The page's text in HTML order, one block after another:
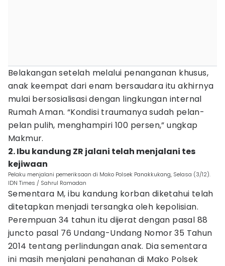
Belakangan setelah melalui penanganan khusus,
anak keempat dari enam bersaudara itu akhirnya
mulai bersosialisasi dengan lingkungan internal
Rumah Aman. “Kondisi traumanya sudah pelan-
pelan pulih, menghampiri 100 persen,” ungkap
Makmur.
2. Ibu kandung ZR jalani telah menjalani tes
kejiwaan
Pelaku menjalani pemeriksaan di Mako Polsek Panakkukang, Selasa (3/12).
IDN Times / Sahrul Ramadan
Sementara M, ibu kandung korban diketahui telah
ditetapkan menjadi tersangka oleh kepolisian.
Perempuan 34 tahun itu dijerat dengan pasal 88
juncto pasal 76 Undang-Undang Nomor 35 Tahun
2014 tentang perlindungan anak. Dia sementara
ini masih menjalani penahanan di Mako Polsek